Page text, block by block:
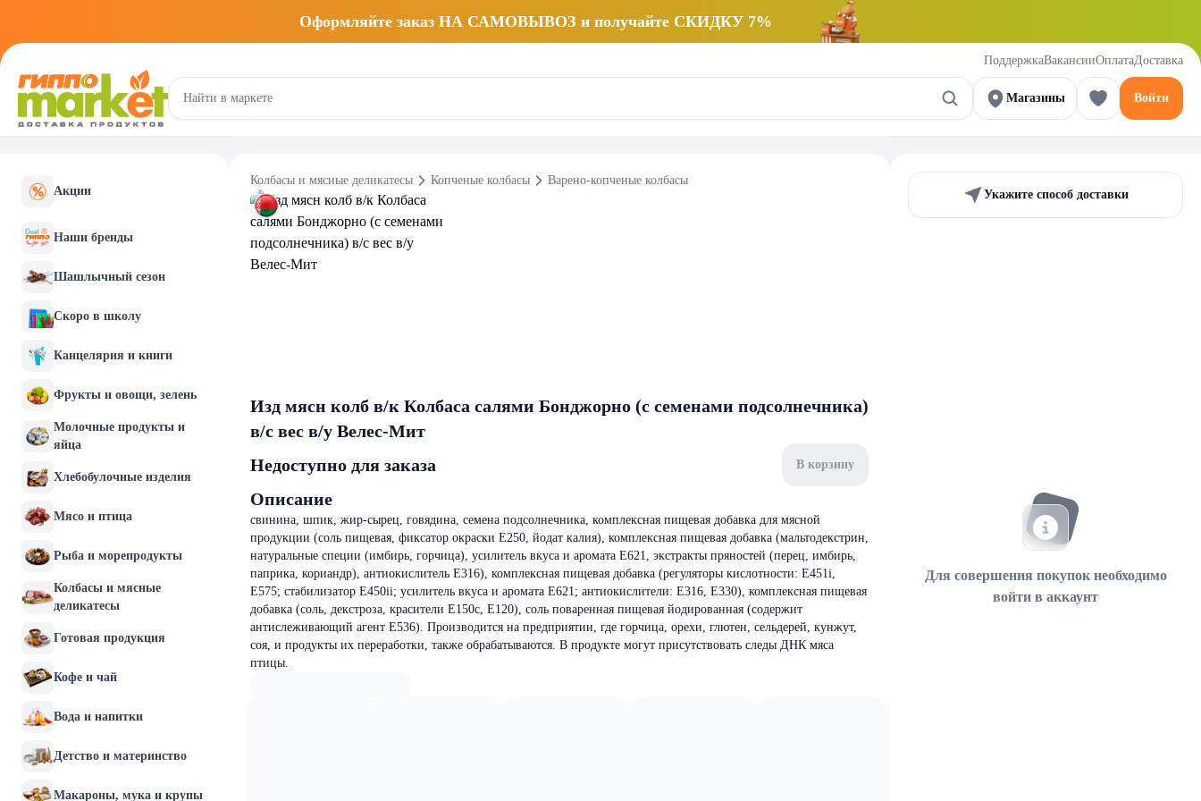
Оформляйте заказ НА САМОВЫВОЗ и получайте СКИДКУ 7%
ПоддержкаВакансииОплатаДоставка
Магазины Войти
Акции
Наши бренды
Шашлычный сезон
Скоро в школу
Канцелярия и книги
Фрукты и овощи, зелень
Молочные продукты и
яйца
Хлебобулочные изделия
Мясо и птица
Рыба и морепродукты
Колбасы и мясные
деликатесы
Готовая продукция
Кофе и чай
Вода и напитки
Детство и материнство
Макароны, мука и крупы
Колбасы и мясные деликатесы Копченые колбасы Варено-копченые колбасы
Изд мясн колб в/к Колбаса салями Бонджорно (с семенами подсолнечника)
в/с вес в/у Велес-Мит
Недоступно для заказа
В корзину
Описание
свинина, шпик, жир-сырец, говядина, семена подсолнечника, комплексная пищевая добавка для мясной
продукции (соль пищевая, фиксатор окраски E250, йодат калия), комплексная пищевая добавка (мальтодекстрин,
натуральные специи (имбирь, горчица), усилитель вкуса и аромата E621, экстракты пряностей (перец, имбирь,
паприка, кориандр), антиокислитель E316), комплексная пищевая добавка (регуляторы кислотности: Е451i,
Е575; стабилизатор Е450ii; усилитель вкуса и аромата Е621; антиокислители: Е316, Е330), комплексная пищевая
добавка (соль, декстроза, красители Е150с, E120), соль поваренная пищевая йодированная (содержит
антислеживающий агент E536). Производится на предприятии, где горчица, орехи, глютен, сельдерей, кунжут,
соя, и продукты их переработки, также обрабатываются. В продукте могут присутствовать следы ДНК мяса
птицы.
Укажите способ доставки
Для совершения покупок необходимо
войти в аккаунт